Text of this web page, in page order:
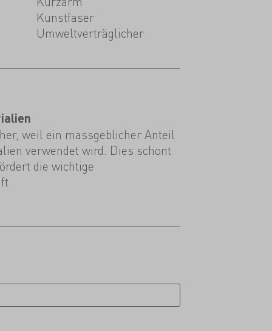
Kunstfaser
Umweltverträglicher
weil ein massgeblicher Anteil
verwendet wird. Dies schont
die wichtige